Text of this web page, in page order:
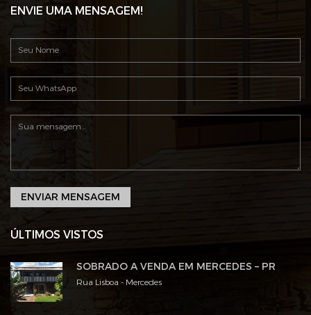
ÚLTIMOS VISTOS
SOBRADO A VENDA EM MERCEDES – PR
Rua Lisboa - Mercedes
ENVIE UMA MENSAGEM!
ENVIAR MENSAGEM